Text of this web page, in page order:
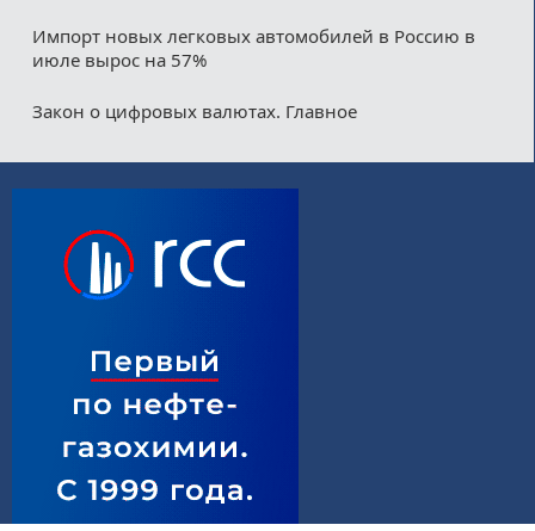
Импорт новых легковых автомобилей в Россию в
июле вырос на 57%
Закон о цифровых валютах. Главное